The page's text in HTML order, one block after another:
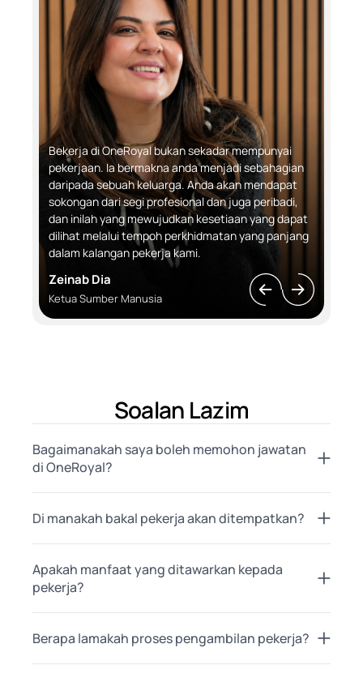
Bekerja di OneRoyal bukan sekadar mempunyai
pekerjaan. Ia bermakna anda menjadi sebahagian
daripada sebuah keluarga. Anda akan mendapat
sokongan dari segi profesional dan juga peribadi,
dan inilah yang mewujudkan kesetiaan yang dapat
dilihat melalui tempoh perkhidmatan yang panjang
dalam kalangan pekerja kami.
Zeinab Dia
Ketua Sumber Manusia
Soalan Lazim
Bagaimanakah saya boleh memohon jawatan
di OneRoyal?
Di manakah bakal pekerja akan ditempatkan?
Apakah manfaat yang ditawarkan kepada
pekerja?
Berapa lamakah proses pengambilan pekerja?